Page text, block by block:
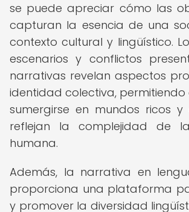
se puede apreciar cómo las
capturan la esencia de una
contexto cultural y lingüístico.
escenarios y conflictos
narrativas revelan aspectos
identidad colectiva, permitiendo
sumergirse en mundos ricos y
reflejan la complejidad de la
humana.
Además, la narrativa en
proporciona una plataforma
y promover la diversidad